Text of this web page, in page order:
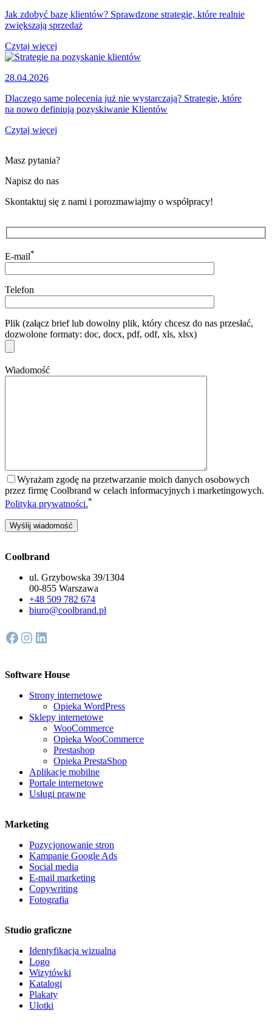
Jak zdobyć bazę klientów? Sprawdzone strategie, które realnie
zwiększają sprzedaż
Czytaj więcej
28.04.2026
Dlaczego same polecenia już nie wystarczają? Strategie, które
na nowo definiują pozyskiwanie Klientów
Czytaj więcej
Masz pytania?
Napisz do nas
Skontaktuj się z nami i porozmawiajmy o współpracy!
E-mail*
Telefon
Plik (załącz brief lub dowolny plik, który chcesz do nas przesłać,
dozwolone formaty: doc, docx, pdf, odf, xls, xlsx)
Wiadomość
Wyrażam zgodę na przetwarzanie moich danych osobowych
przez firmę Coolbrand w celach informacyjnych i marketingowych.
Polityka prywatności.*
Coolbrand
ul. Grzybowska 39/1304
00-855 Warszawa
+48 509 782 674
biuro@coolbrand.pl
Facebook Instagram LinkedIn
Software House
Strony internetowe
Opieka WordPress
Sklepy internetowe
WooCommerce
Opieka WooCommerce
Prestashop
Opieka PrestaShop
Aplikacje mobilne
Portale internetowe
Usługi prawne
Marketing
Pozycjonowanie stron
Kampanie Google Ads
Social media
E-mail marketing
Copywriting
Fotografia
Studio graficzne
Identyfikacja wizualna
Logo
Wizytówki
Katalogi
Plakaty
Ulotki